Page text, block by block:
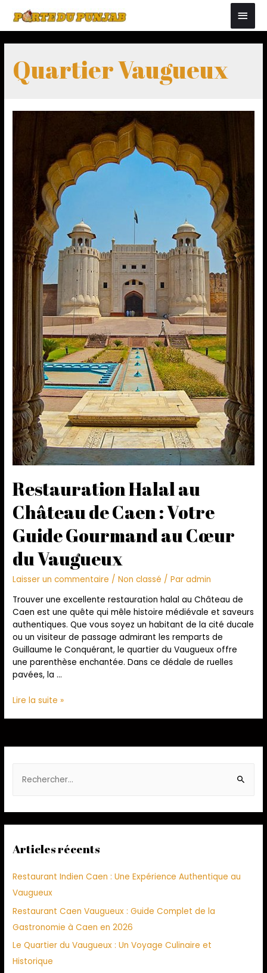
Quartier Vaugueux
Restauration Halal au
Château de Caen : Votre
Guide Gourmand au Cœur
du Vaugueux
Laisser un commentaire /Non classé / Paradmin
Trouver une excellente restauration halal au Château de
Caen est une quête qui mêle histoire médiévale et saveurs
authentiques. Que vous soyez un habitant de la cité ducale
ou un visiteur de passage admirant les remparts de
Guillaume le Conquérant, le quartier du Vaugueux offre
une parenthèse enchantée. Dans ce dédale de ruelles
pavées, la …
Lire la suite »
Articles récents
Restaurant Indien Caen : Une Expérience Authentique au
Vaugueux
Restaurant Caen Vaugueux : Guide Complet de la
Gastronomie à Caen en 2026
Le Quartier du Vaugueux : Un Voyage Culinaire et
Historique